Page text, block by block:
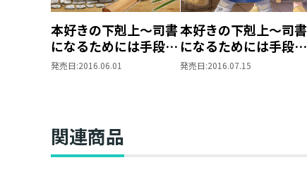
本好きの下剋上～司書
になるためには手段を
選んでいられません～
発売日:2016.06.01
本好きの下剋上～司書
になるためには手段を
選んでいられません～
発売日:2016.07.15
関連商品